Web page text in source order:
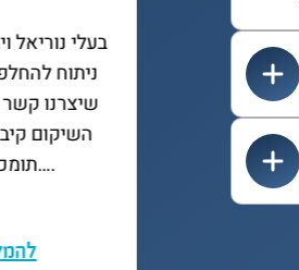
ביתי שירי אריכא.